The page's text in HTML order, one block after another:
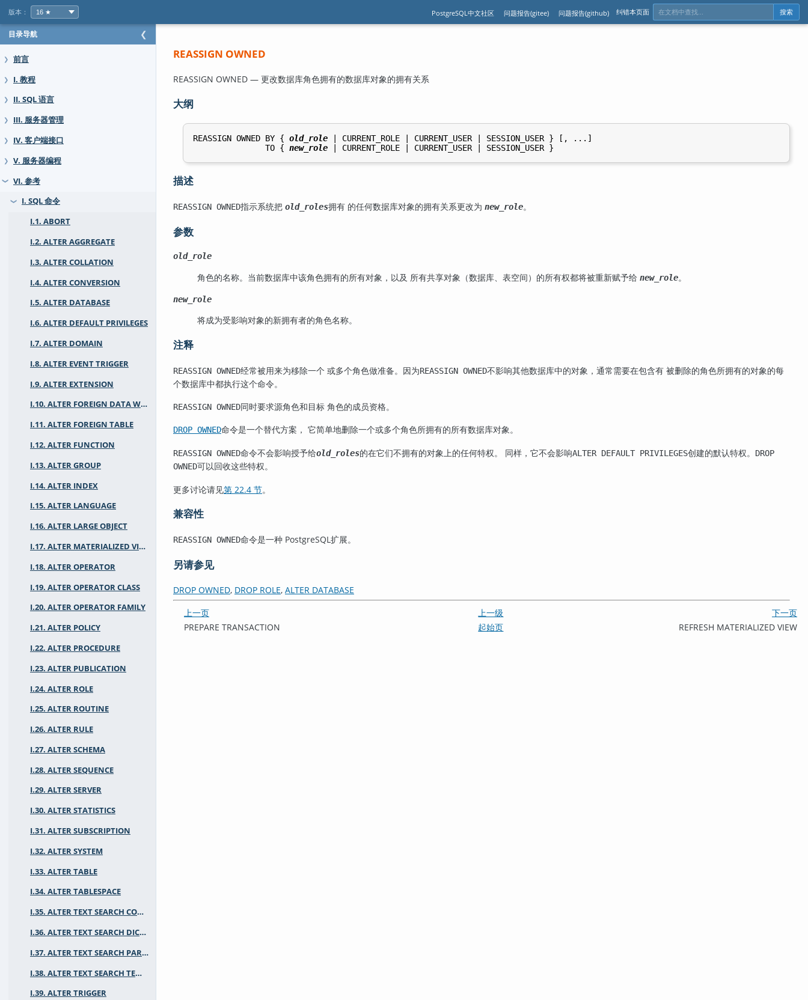
版本： PostgreSQL中文社区 问题报告(gitee) 问题报告(github) 纠错本页面 搜索
目录导航 ❮
❯ 前言
❯ I. 教程
❯ II. SQL 语言
❯ III. 服务器管理
❯ IV. 客户端接口
❯ V. 服务器编程
❯ VI. 参考
❯
I. SQL 命令
I.1. ABORT
I.2. ALTER AGGREGATE
I.3. ALTER COLLATION
I.4. ALTER CONVERSION
I.5. ALTER DATABASE
I.6. ALTER DEFAULT PRIVILEGES
I.7. ALTER DOMAIN
I.8. ALTER EVENT TRIGGER
I.9. ALTER EXTENSION
I.10. ALTER FOREIGN DATA WRAPPER
I.11. ALTER FOREIGN TABLE
I.12. ALTER FUNCTION
I.13. ALTER GROUP
I.14. ALTER INDEX
I.15. ALTER LANGUAGE
I.16. ALTER LARGE OBJECT
I.17. ALTER MATERIALIZED VIEW
I.18. ALTER OPERATOR
I.19. ALTER OPERATOR CLASS
I.20. ALTER OPERATOR FAMILY
I.21. ALTER POLICY
I.22. ALTER PROCEDURE
I.23. ALTER PUBLICATION
I.24. ALTER ROLE
I.25. ALTER ROUTINE
I.26. ALTER RULE
I.27. ALTER SCHEMA
I.28. ALTER SEQUENCE
I.29. ALTER SERVER
I.30. ALTER STATISTICS
I.31. ALTER SUBSCRIPTION
I.32. ALTER SYSTEM
I.33. ALTER TABLE
I.34. ALTER TABLESPACE
I.35. ALTER TEXT SEARCH CONFIGURATION
I.36. ALTER TEXT SEARCH DICTIONARY
I.37. ALTER TEXT SEARCH PARSER
I.38. ALTER TEXT SEARCH TEMPLATE
I.39. ALTER TRIGGER
REASSIGN OWNED
REASSIGN OWNED — 更改数据库角色拥有的数据库对象的拥有关系
大纲
REASSIGN OWNED BY { old_role | CURRENT_ROLE | CURRENT_USER | SESSION_USER } [, ...]
               TO {
new_role
描述
REASSIGN OWNED指示系统把 old_roles拥有 的任何数据库对象的拥有关系更改为 new_role。
参数
old_role
角色的名称。当前数据库中该角色拥有的所有对象，以及 所有共享对象（数据库、表空间）的所有权都将被重新赋予给 new_role。
new_role
将成为受影响对象的新拥有者的角色名称。
注释
REASSIGN OWNED经常被用来为移除一个 或多个角色做准备。因为REASSIGN OWNED不影响其他数据库中的对象，通常需要在包含有 被删除的角色所拥有的对象的每
个数据库中都执行这个命令。
REASSIGN OWNED同时要求源角色和目标 角色的成员资格。
DROP OWNED命令是一个替代方案， 它简单地删除一个或多个角色所拥有的所有数据库对象。
REASSIGN OWNED命令不会影响授予给old_roles的在它们不拥有的对象上的任何特权。 同样，它不会影响ALTER DEFAULT PRIVILEGES创建的默认特权。
DROP
OWNED可以回收这些特权。
更多讨论请见第 22.4 节。
兼容性
REASSIGN OWNED命令是一种 PostgreSQL扩展。
另请参见
DROP OWNED, DROP ROLE, ALTER DATABASE
上一页
上一级
下一页
PREPARE TRANSACTION
起始页 REFRESH MATERIALIZED VIEW